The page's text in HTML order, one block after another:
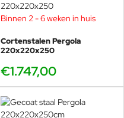
Binnen 2 - 6 weken in huis
Cortenstalen Pergola
220x220x250
€1.747,00